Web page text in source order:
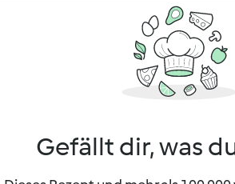
Gefällt dir, was